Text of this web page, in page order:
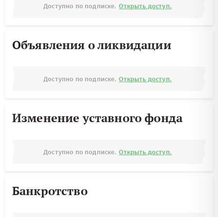
Доступно по подписке. Открыть доступ.
Объявления о ликвидации
Доступно по подписке. Открыть доступ.
Изменение уставного фонда
Доступно по подписке. Открыть доступ.
Банкротство